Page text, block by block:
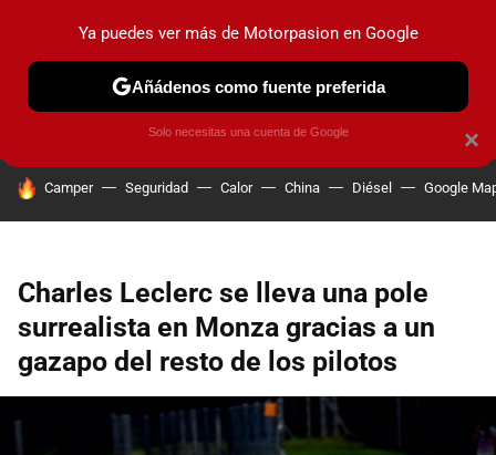
PRUEBAS COCHES ELÉCTRICOS OBSERVATORIO
HOY SE HABLA DE
Camper Seguridad Calor China Diésel Google
Charles Leclerc se lleva una pole
surrealista en Monza gracias a un
gazapo del resto de los pilotos
×
Ya puedes ver más de Motorpasion en Google
Añádenos como fuente preferida
Solo necesitas una cuenta de Google